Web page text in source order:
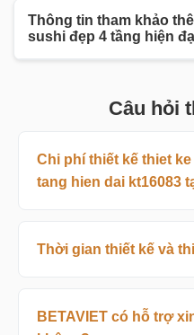
Thông tin tham khảo
sushi đẹp 4 tầng hiện
Thiết Kế Nhà
pháp thiết kế
BETAVIET với 15 năm
định chính xác. Phong
Japandi
kết hợp tinh tế
Điểm nổi bật của
Câu hỏi
Chi phí thiết kế thiet
tang hien dai kt16083
Thời gian thiết kế và
BETAVIET có hỗ trợ